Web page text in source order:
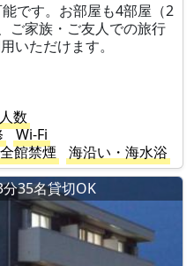
です。お部屋も4部屋（2
ご家族・ご友人での旅行
いただけます。
数
Wi-Fi
全館禁煙
海沿い・海水浴
35名貸切OK